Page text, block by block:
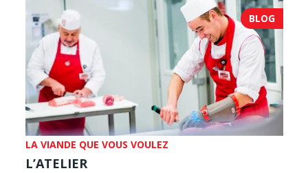
BLOG
LA VIANDE QUE VOUS VOULEZ
L’ATELIER